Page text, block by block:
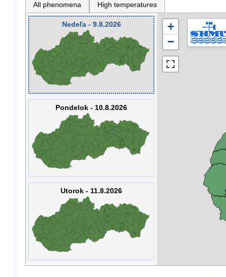
All phenomena High temperatures
Nedeľa - 9.8.2026
Pondelok - 10.8.2026
Utorok - 11.8.2026
+
−